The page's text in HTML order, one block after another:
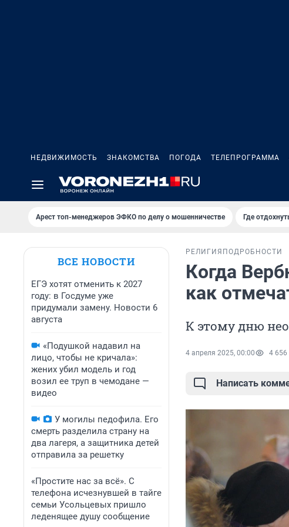
НЕДВИЖИМОСТЬ ЗНАКОМСТВА ПОГОДА ТЕЛЕПРОГРАММА
Арест топ-менеджеров ЭФКО по делу о мошенничестве Где
ВСЕ НОВОСТИ
ЕГЭ хотят отменить к 2027
году: в Госдуме уже
придумали замену. Новости 6
августа
«Подушкой надавил на
лицо, чтобы не кричала»:
жених убил модель и год
возил ее труп в чемодане —
видео
У могилы педофила. Его
смерть разделила страну на
два лагеря, а защитника детей
отправила за решетку
«Простите нас за всё». С
телефона исчезнувшей в тайге
семьи Усольцевых пришло
леденящее душу сообщение
РЕЛИГИЯ ПОДРОБНОСТИ
Когда
как
К этому дню
4 апреля 2025, 00:00 4 656
Написать